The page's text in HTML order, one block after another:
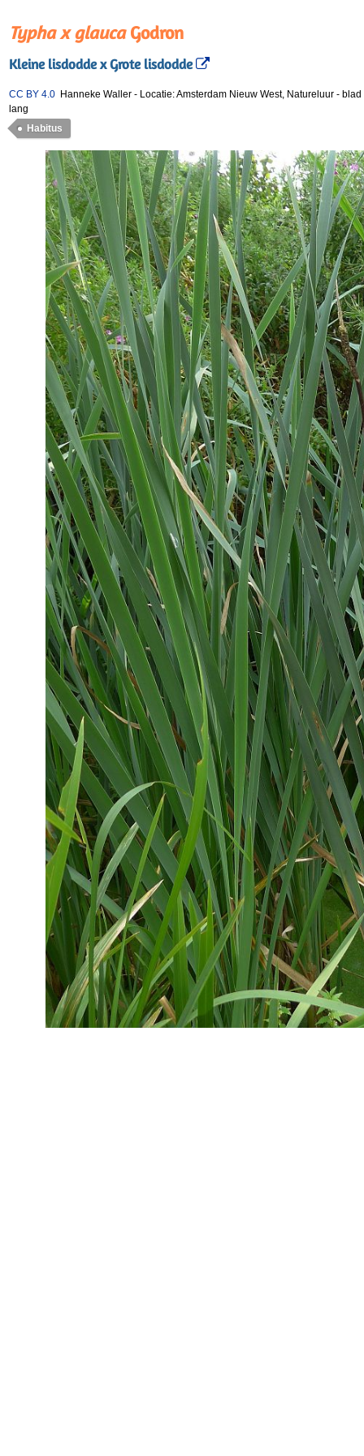
Typha x glaucaGodron
Kleine lisdodde x Grote lisdodde
CC BY 4.0 Hanneke Waller - Locatie: Amsterdam Nieuw West, Natureluur - blad
lang
Habitus